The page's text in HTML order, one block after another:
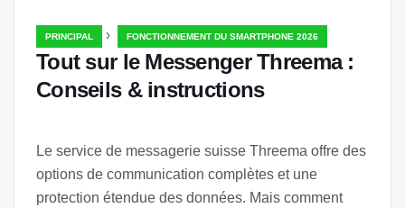
PRINCIPAL › FONCTIONNEMENT DU SMARTPHONE 2026
Tout sur le Messenger Threema :
Conseils & instructions
Le service de messagerie suisse Threema offre des
options de communication complètes et une
protection étendue des données. Mais comment